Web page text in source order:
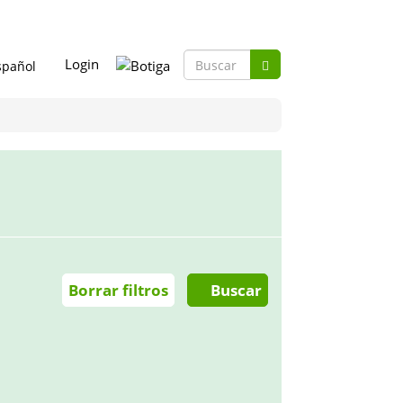
Login
Formulario
Buscar
Borrar filtros